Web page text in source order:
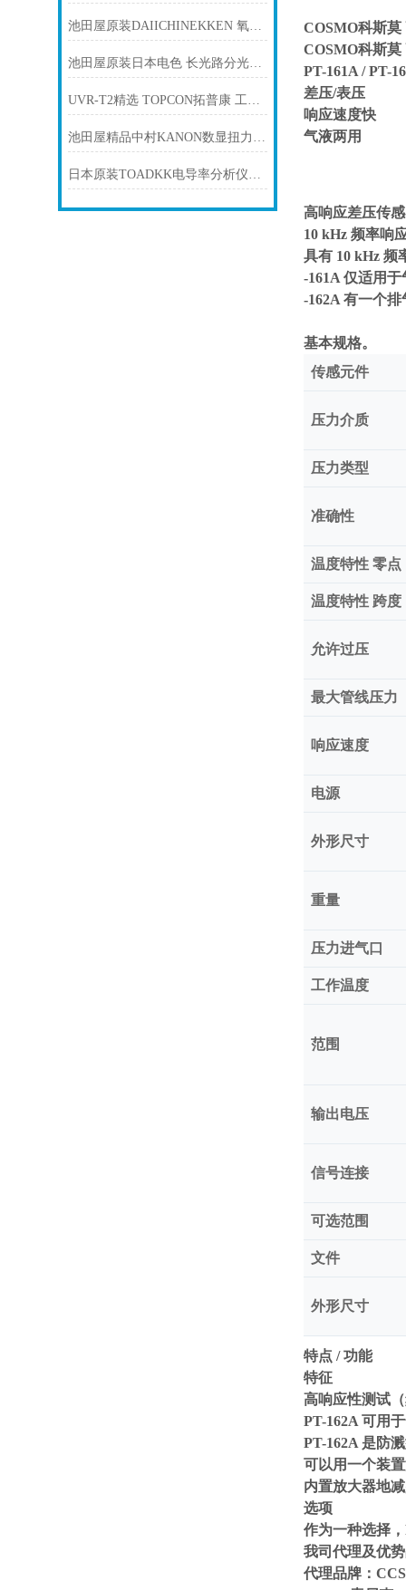
池田屋原装DAIICHINEKKEN 氧气分析仪 ECOAZ C-28C
池田屋原装日本电色 长光路分光色差仪 ASA-2产品介绍技术参数
UVR-T2精选 TOPCON拓普康 工业用紫外线检测仪 精品
池田屋精品中村KANON数显扭力扳手DTC-N50REV产品介绍技术参数
日本原装TOADKK电导率分析仪CM31PW
COSMO科斯莫
COSMO科斯莫
PT-161A / PT-
差压/表压
响应速度快
气液两用
高响应差压传
10 kHz 频率响
具有 10 kHz 频
-161A 仅适用
-162A 有一个
基本规格。
传感元件
压力介质
压力类型
准确性
温度特性 零点
温度特性 跨度
允许过压
最大管线压力
响应速度
电源
外形尺寸
重量
压力进气口
工作温度
范围
输出电压
信号连接
可选范围
文件
外形尺寸
特点 / 功能
特征
高响应性测试
PT-162A 可用
PT-162A 是防
可以用一个装
内置放大器地
选项
作为一种选择
我司代理及优
代理品牌：